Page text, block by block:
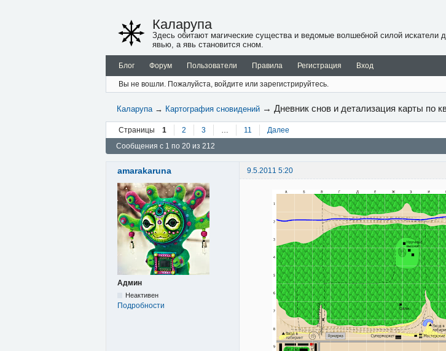
Каларупа
Здесь обитают магические существа и ведомые волшебной силой искатели
явью, а явь становится сном.
Блог Форум Пользователи Правила Регистрация Вход
Вы не вошли. Пожалуйста, войдите или зарегистрируйтесь.
Каларупа → Картография сновидений →Дневник снов и детализация карты по
Страницы 1 2 3 11 Далее
Сообщения с 1 по 20 из 212
amarakaruna 9.5.2011 5:20
Админ
Неактивен
Подробности